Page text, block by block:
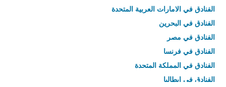
الفنادق في الامارات العربية المتحدة
الفنادق في البحرين
الفنادق في مصر
الفنادق في فرنسا
الفنادق في المملكة المتحدة
الفنادق في إيطاليا